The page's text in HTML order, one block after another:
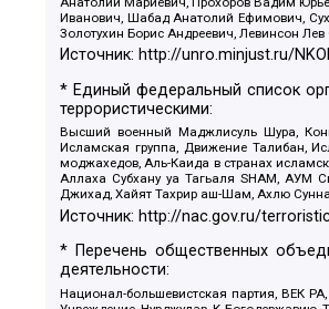
Иванович, Шабад Анатолий Ефимович,
Золотухин Борис Андреевич, Левинсон
Источник: http://unro.minjust.ru/
* Единый федеральный список
террористическими:
Высший военный Маджлисуль Шура,
Исламская группа, Движение Талибан,
моджахедов, Аль-Каида в странах
Аллаха Субхану уа Тагьаля SHAM, АУМ
Джихад, Хайят Тахрир аш-Шам, Ахлю
Источник: http://nac.gov.ru/
* Перечень общественных
деятельности:
Национал-большевистская партия, ВЕК